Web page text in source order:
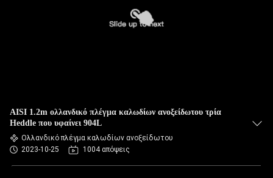
AISI 1.2m ολλανδικό πλέγμα καλωδίων ανοξείδωτου τρία
Heddle που υφαίνει 904L
Ολλανδικό πλέγμα καλωδίων ανοξείδωτου
2023-10-25
1004 απόψεις